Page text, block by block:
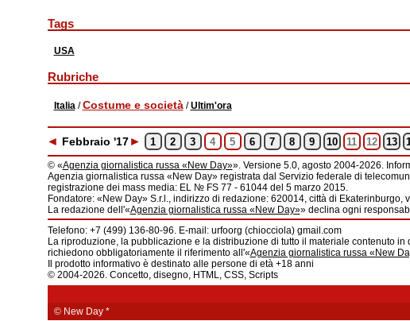
Tags
USA
Rubriche
Italia /Costume e società/Ultim'ora
◄ Febbraio '17► 1 2 3 4 5 6 7 8 9 10 11 12 13
© «Agenzia giornalistica russa «New Day»». Versione 5.0, agosto 2004-2026.
Agenzia giornalistica russa «New Day» registrata dal Servizio federale di
registrazione dei mass media: EL № FS 77 - 61044 del 5 marzo 2015.
Fondatore: «New Day» S.r.l., indirizzo di redazione: 620014, città di Ekaterinburgo,
La redazione dell'«Agenzia giornalistica russa «New Day»» declina ogni
Telefono: +7 (499) 136-80-96. E-mail: urfoorg (chiocciola) gmail.com
La riproduzione, la pubblicazione e la distribuzione di tutto il materiale contenuto in
richiedono obbligatoriamente il riferimento all'«Agenzia giornalistica russa «New
Il prodotto informativo è destinato alle persone di età +18 anni
© 2004-2026. Concetto, disegno, HTML, CSS, Scripts
© New Day *